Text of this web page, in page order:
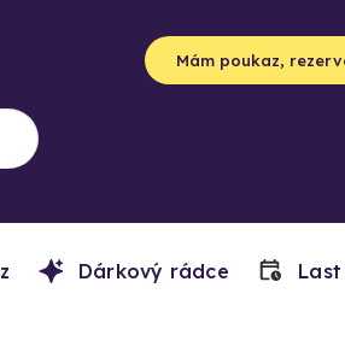
Mám poukaz,
Dárkový rádce